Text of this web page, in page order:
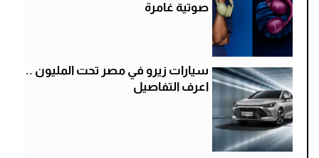
صوتية غامرة
سيارات زيرو في مصر تحت المليون ..
اعرف التفاصيل